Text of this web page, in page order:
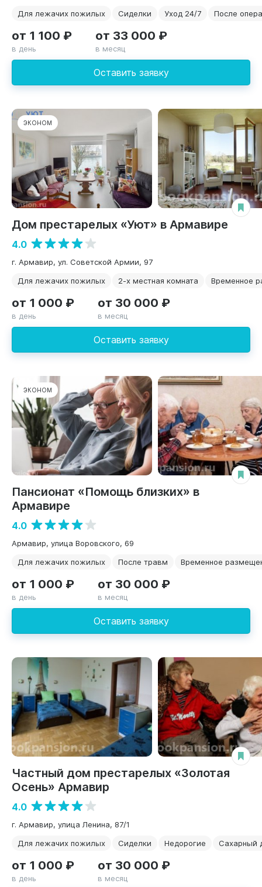
Для лежачих пожилых
Сиделки Уход 24/7 После
Оставить заявку
от 1 100 ₽
в день
от 33 000 ₽
в месяц
ЭКОНОМ
Дом престарелых «Уют» в Армавире
4.0
г. Армавир, ул. Советской Армии, 97
Для лежачих пожилых
2-х местная комната Временное
Оставить заявку
от 1 000 ₽
в день
от 30 000 ₽
в месяц
ЭКОНОМ
Пансионат «Помощь близких» в
Армавире
4.0
Армавир, улица Воровского, 69
Для лежачих пожилых
После травм Временное
Оставить заявку
от 1 000 ₽
в день
от 30 000 ₽
в месяц
Частный дом престарелых «Золотая
Осень» Армавир
4.0
г. Армавир, улица Ленина, 87/1
Для лежачих пожилых
Сиделки Недорогие Сахарный
от 1 000 ₽
в день
от 30 000 ₽
в месяц